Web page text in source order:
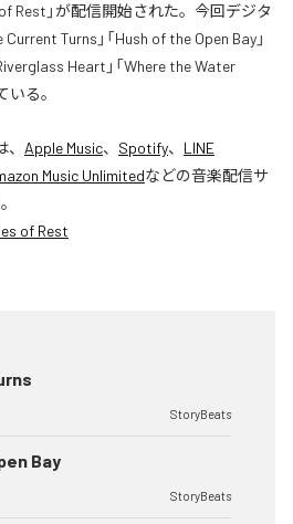
Rest」が配信開始された。今回デジタ
Turns」「Hush of the Open Bay」
Heart」「Where the Water
いる。
、 Apple Music、 Spotify、 LINE
Music Unlimitedなどの音楽配信サ
of Rest
StoryBeats
Bay
StoryBeats